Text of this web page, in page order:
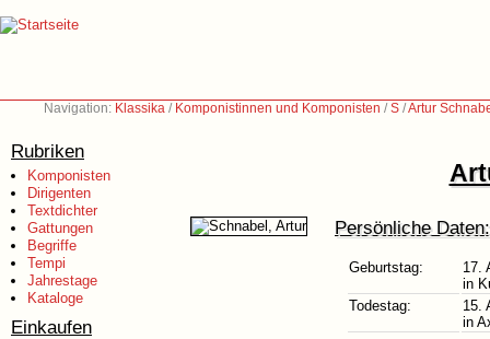
Navigation: Klassika / Komponistinnen und Komponisten /S /Artur
Rubriken
Komponisten
Dirigenten
Textdichter
Gattungen
Begriffe
Tempi
Jahrestage
Kataloge
Einkaufen
Persönliche Daten:
Geburtstag:
17.
in
Todestag:
15.
in